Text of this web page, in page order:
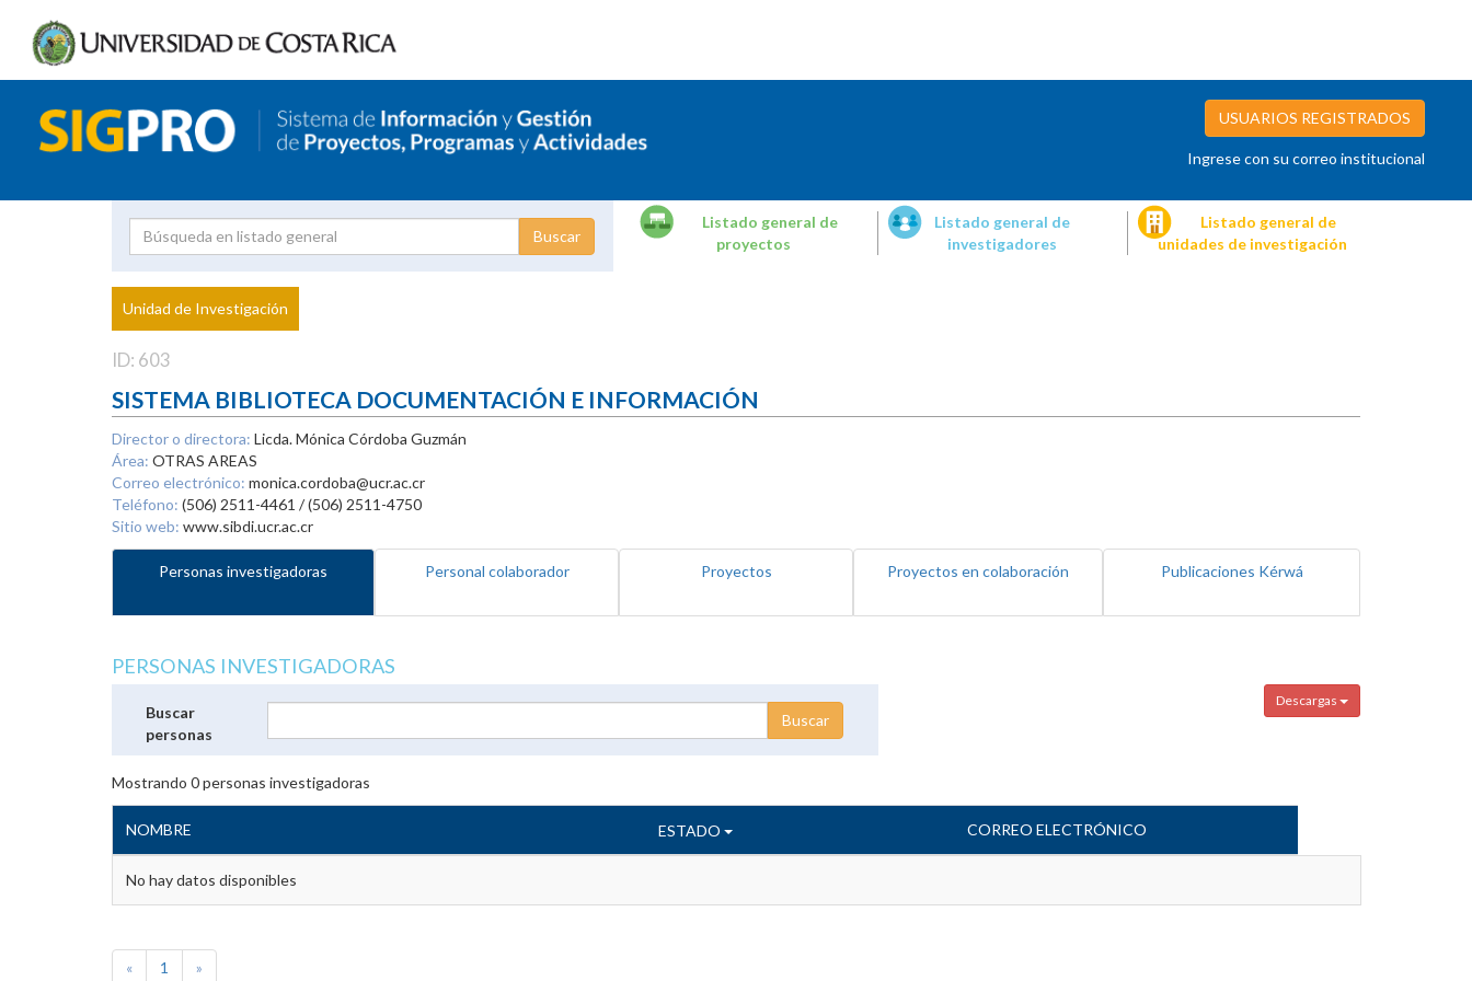
USUARIOS REGISTRADOS
Ingrese con su correo institucional
Proyecto
Investigador
Listado general de
proyectos
Listado general de
investigadores
Listado general de
unidades de investigación
Unidad de Investigación
ID: 603
SISTEMA BIBLIOTECA DOCUMENTACIÓN E INFORMACIÓN
Director o directora: Licda. Mónica Córdoba Guzmán
Área: OTRAS AREAS
Correo electrónico: monica.cordoba@ucr.ac.cr
Teléfono: (506) 2511-4461 / (506) 2511-4750
Sitio web: www.sibdi.ucr.ac.cr
Personas investigadoras Personal colaborador Proyectos Proyectos en colaboración Publicaciones Kérwá
PERSONAS INVESTIGADORAS
Descargas
Buscar
personas
Mostrando 0personas investigadoras
NOMBRE ESTADO CORREO ELECTRÓNICO
No hay datos disponibles
« 1 »